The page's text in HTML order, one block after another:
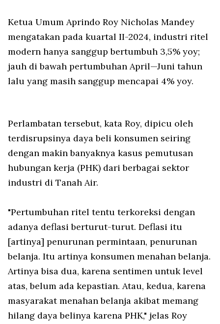
Ketua Umum Aprindo Roy Nicholas Mandey
mengatakan pada kuartal II-2024, industri ritel
modern hanya sanggup bertumbuh 3,5% yoy;
jauh di bawah pertumbuhan April—Juni tahun
lalu yang masih sanggup mencapai 4% yoy.
Perlambatan tersebut, kata Roy, dipicu oleh
terdisrupsinya daya beli konsumen seiring
dengan makin banyaknya kasus pemutusan
hubungan kerja (PHK) dari berbagai sektor
industri di Tanah Air.
"Pertumbuhan ritel tentu terkoreksi dengan
adanya deflasi berturut-turut. Deflasi itu
[artinya] penurunan permintaan, penurunan
belanja. Itu artinya konsumen menahan belanja.
Artinya bisa dua, karena sentimen untuk level
atas, belum ada kepastian. Atau, kedua, karena
masyarakat menahan belanja akibat memang
hilang daya belinya karena PHK," jelas Roy